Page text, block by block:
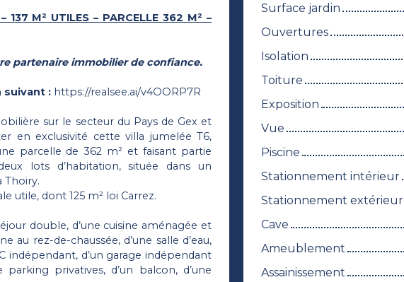
137 M² UTILES – PARCELLE 362 M² –
partenaire immobilier de confiance.
suivant : https://realsee.ai/v4OORP7R
sur le secteur du Pays de Gex et
en exclusivité cette villa jumelée T6,
parcelle de 362 m² et faisant partie
lots d’habitation, située dans un
Thoiry.
utile, dont 125 m² loi Carrez.
double, d’une cuisine aménagée et
au rez-de-chaussée, d’une salle d’eau,
indépendant, d’un garage indépendant
privatives, d’un balcon, d’une
Surface jardin
Ouvertures
Isolation
Toiture
Exposition
Vue
Piscine
Stationnement intérieur
Stationnement extérieur
Cave
Ameublement
Assainissement